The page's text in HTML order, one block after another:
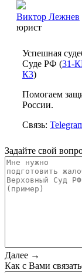
Виктор Лежнев
юрист
Успешная
Суде РФ (31-
К3)
Помогаем
России.
Связь:
Задайте свой
Далее →
Как с Вами